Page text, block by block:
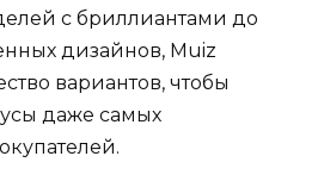
с бриллиантами до
дизайнов, Muiz
вариантов, чтобы
даже самых